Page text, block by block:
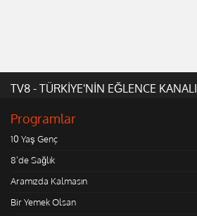
TV8 - TÜRKİYE'NİN EĞLENCE KANALI
Programlar
10 Yaş Genç
8'de Sağlık
Aramızda Kalmasın
Bir Yemek Olsan